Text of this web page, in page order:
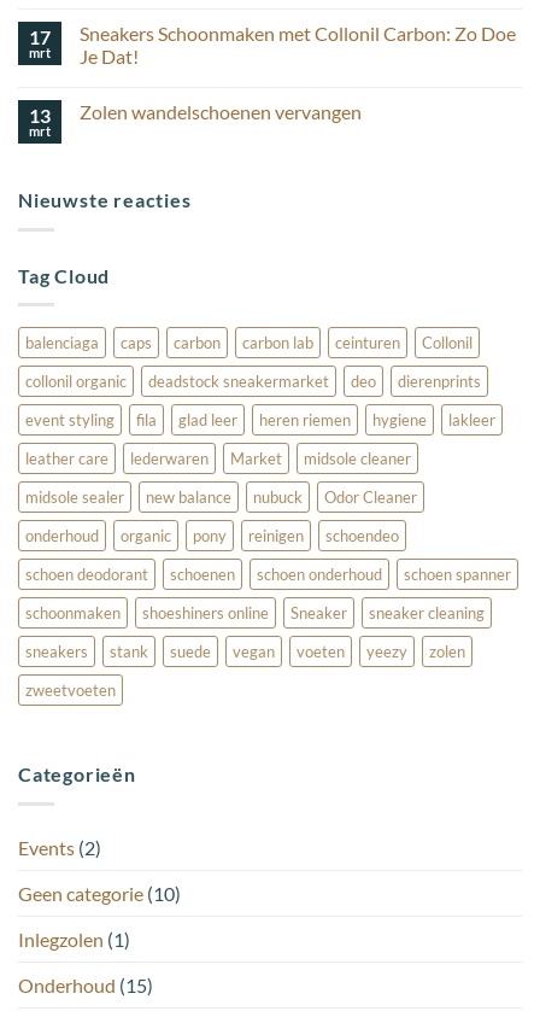
complete
schoenverzorging
€5,-
korting
Hoe
houd
ik
schoenen
17
mrt
Sneakers Schoonmaken met Collonil Carbon: Zo Doe
Je Dat!
op
Zo
13
mrt
Zolen wandelschoenen vervangen
wandelschoenen
Nieuwste reacties
Tag Cloud
balenciaga caps carbon carbon lab ceinturen
Collonil
collonil organic
deadstock sneakermarket deo
dierenprints
event styling
fila glad leer heren riemen hygiene
lakleer
leather care
lederwaren Market
midsole cleaner
midsole sealer
new balance nubuck
Odor Cleaner
onderhoud
organic pony reinigen
schoendeo
schoen deodorant
schoenen schoen onderhoud
schoen spanner
schoonmaken
shoeshiners online Sneaker
sneaker cleaning
sneakers
stank suede vegan voeten yeezy
zolen
zweetvoeten
Categorieën
Events (2)
Geen categorie (10)
Inlegzolen (1)
Onderhoud (15)